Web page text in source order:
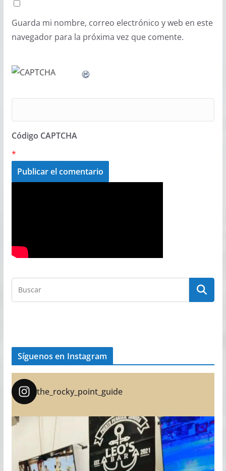
Guarda mi nombre, correo electrónico y web en este
navegador para la próxima vez que comente.
Código CAPTCHA
*
Síguenos en Instagram
the_rocky_point_guide